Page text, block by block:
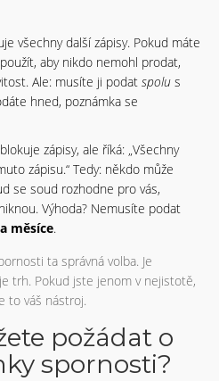
všechny další zápisy. Pokud máte
aby nikdo nemohl prodat,
Ale: musíte ji podat spolu s
hned, poznámka se
zápisy, ale říká: „Všechny
zápisu.“ Tedy: někdo může
se soud rozhodne pro vás,
Výhoda? Nemusíte podat
měsíce.
ta správná volba. Je
trh. Pokud jste jenom v nejistotě,
to váš nástroj.
požádat o
spornosti?